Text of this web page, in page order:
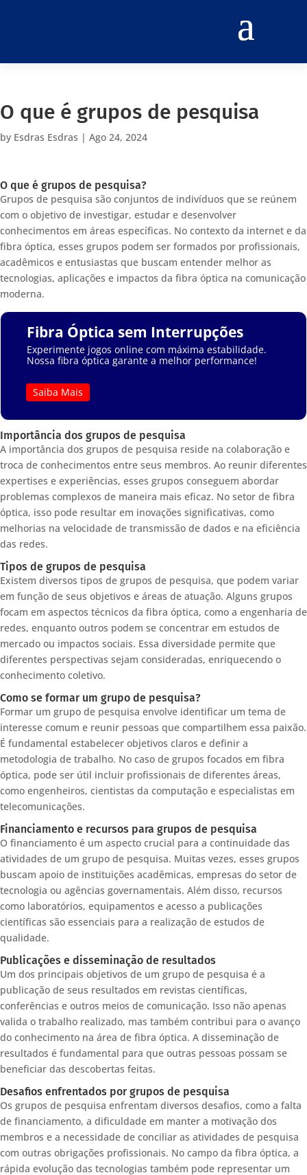
O que é grupos de pesquisa
by Esdras Esdras | Ago 24, 2024
O que é grupos de pesquisa?
Grupos de pesquisa são conjuntos de indivíduos que se reúnem
com o objetivo de investigar, estudar e desenvolver
conhecimentos em áreas específicas. No contexto da internet e da
fibra óptica, esses grupos podem ser formados por profissionais,
acadêmicos e entusiastas que buscam entender melhor as
tecnologias, aplicações e impactos da fibra óptica na comunicação
moderna.
Fibra Óptica sem Interrupções
Experimente jogos online com máxima estabilidade.
Nossa fibra óptica garante a melhor performance!
Saiba Mais
Importância dos grupos de pesquisa
A importância dos grupos de pesquisa reside na colaboração e
troca de conhecimentos entre seus membros. Ao reunir diferentes
expertises e experiências, esses grupos conseguem abordar
problemas complexos de maneira mais eficaz. No setor de fibra
óptica, isso pode resultar em inovações significativas, como
melhorias na velocidade de transmissão de dados e na eficiência
das redes.
Tipos de grupos de pesquisa
Existem diversos tipos de grupos de pesquisa, que podem variar
em função de seus objetivos e áreas de atuação. Alguns grupos
focam em aspectos técnicos da fibra óptica, como a engenharia de
redes, enquanto outros podem se concentrar em estudos de
mercado ou impactos sociais. Essa diversidade permite que
diferentes perspectivas sejam consideradas, enriquecendo o
conhecimento coletivo.
Como se formar um grupo de pesquisa?
Formar um grupo de pesquisa envolve identificar um tema de
interesse comum e reunir pessoas que compartilhem essa paixão.
É fundamental estabelecer objetivos claros e definir a
metodologia de trabalho. No caso de grupos focados em fibra
óptica, pode ser útil incluir profissionais de diferentes áreas,
como engenheiros, cientistas da computação e especialistas em
telecomunicações.
Financiamento e recursos para grupos de pesquisa
O financiamento é um aspecto crucial para a continuidade das
atividades de um grupo de pesquisa. Muitas vezes, esses grupos
buscam apoio de instituições acadêmicas, empresas do setor de
tecnologia ou agências governamentais. Além disso, recursos
como laboratórios, equipamentos e acesso a publicações
científicas são essenciais para a realização de estudos de
qualidade.
Publicações e disseminação de resultados
Um dos principais objetivos de um grupo de pesquisa é a
publicação de seus resultados em revistas científicas,
conferências e outros meios de comunicação. Isso não apenas
valida o trabalho realizado, mas também contribui para o avanço
do conhecimento na área de fibra óptica. A disseminação de
resultados é fundamental para que outras pessoas possam se
beneficiar das descobertas feitas.
Desafios enfrentados por grupos de pesquisa
Os grupos de pesquisa enfrentam diversos desafios, como a falta
de financiamento, a dificuldade em manter a motivação dos
membros e a necessidade de conciliar as atividades de pesquisa
com outras obrigações profissionais. No campo da fibra óptica, a
rápida evolução das tecnologias também pode representar um